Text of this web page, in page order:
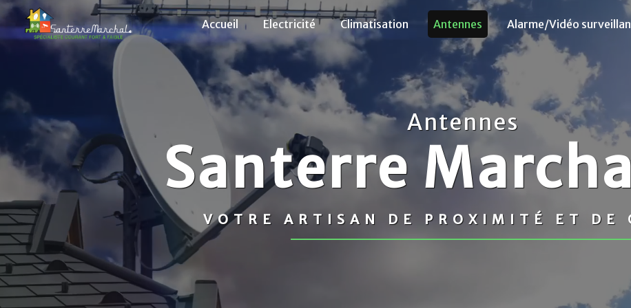
Accueil Electricité Climatisation Antennes Alarme/Vidéo
Antennes
Santerre
VOTRE ARTISAN DE PROXIMITÉ ET DE
Panneau de gestion des cookies